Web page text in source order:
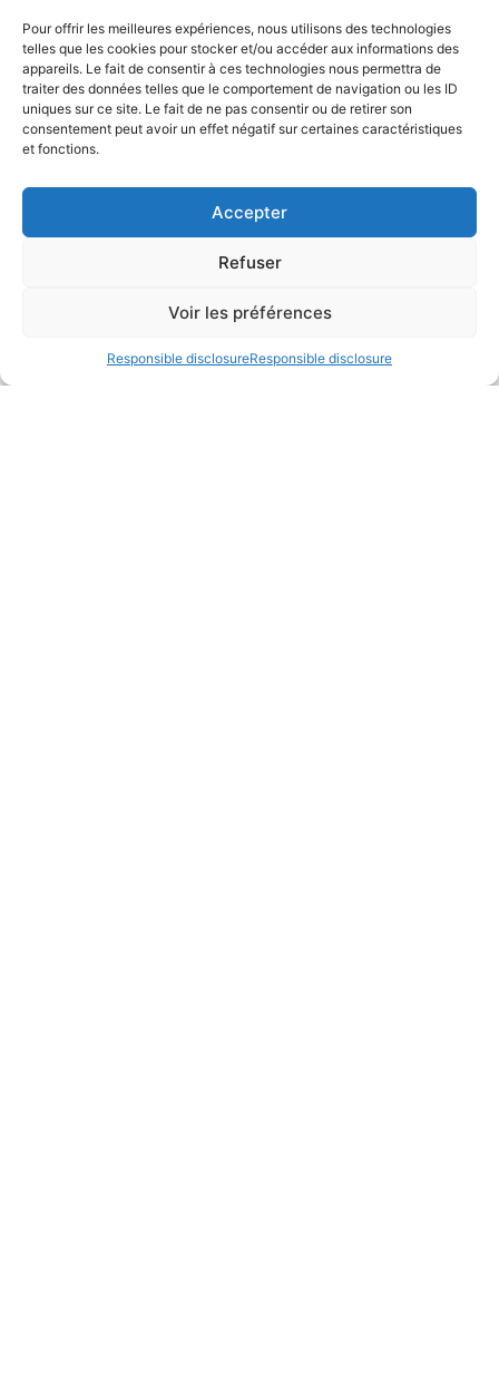
Pour offrir les meilleures expériences, nous utilisons des technologies
telles que les cookies pour stocker et/ou accéder aux informations des
appareils. Le fait de consentir à ces technologies nous permettra de
traiter des données telles que le comportement de navigation ou les ID
uniques sur ce site. Le fait de ne pas consentir ou de retirer son
consentement peut avoir un effet négatif sur certaines caractéristiques
et fonctions.
Accepter
Refuser
Voir les préférences
Responsible disclosureResponsible disclosure